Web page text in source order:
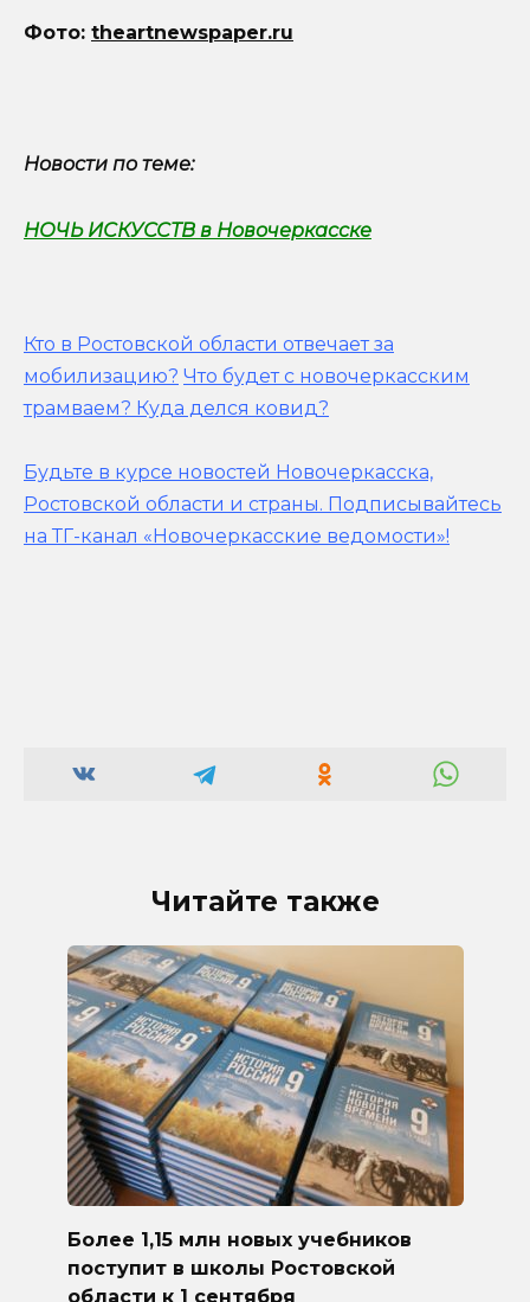
Фото: theartnewspaper.ru
Новости по теме:
НОЧЬ ИСКУССТВ в Новочеркасске
Кто в Ростовской области отвечает за
мобилизацию? Что будет с новочеркасским
трамваем? Куда делся ковид?
Будьте в курсе новостей Новочеркасска,
Ростовской области и страны. Подписывайтесь
на ТГ-канал «Новочеркасские ведомости»!
Читайте также
Более 1,15 млн новых учебников
поступит в школы Ростовской
области к 1 сентября